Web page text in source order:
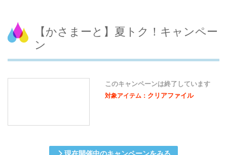
【かさまーと】夏トク！キャンペー
ン
このキャンペーンは終了しています
対象アイテム： クリアファイル